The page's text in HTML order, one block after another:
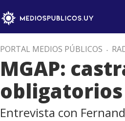
PORTAL MEDIOS PÚBLICOS .
MGAP:
Entrevista con